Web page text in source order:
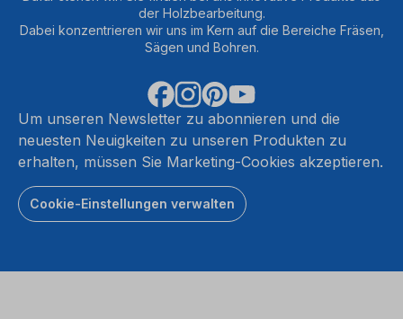
der Holzbearbeitung.
Dabei konzentrieren wir uns im Kern auf die Bereiche Fräsen,
Sägen und Bohren.
Um unseren Newsletter zu abonnieren und die
neuesten Neuigkeiten zu unseren Produkten zu
erhalten, müssen Sie Marketing-Cookies akzeptieren.
Cookie-Einstellungen verwalten